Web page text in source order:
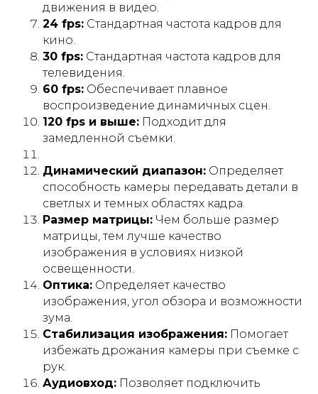
движения в видео.
24 fps: Стандартная частота кадров для
кино.
30 fps: Стандартная частота кадров для
телевидения.
60 fps: Обеспечивает плавное
воспроизведение динамичных сцен.
120 fps и выше: Подходит для
замедленной съемки.
Динамический диапазон: Определяет
способность камеры передавать детали в
светлых и темных областях кадра.
Размер матрицы: Чем больше размер
матрицы, тем лучше качество
изображения в условиях низкой
освещенности.
Оптика: Определяет качество
изображения, угол обзора и возможности
зума.
Стабилизация изображения: Помогает
избежать дрожания камеры при съемке с
рук.
Аудиовход: Позволяет подключить
По нашей статистике, треть заказчиков
выбирают видео в качестве постоянного
способа продвижения. Мы регулярно
сотрудничаем с десятками заказчиков из
разных городов Российской Федерации.
Получите презентацию о вашем будущем
Оставьте заявку
и станьте одним
из счастливых
клиентов!
+7
Я даю согласие на обработку моих
персональных данных в
соответствии сполитикой ПД